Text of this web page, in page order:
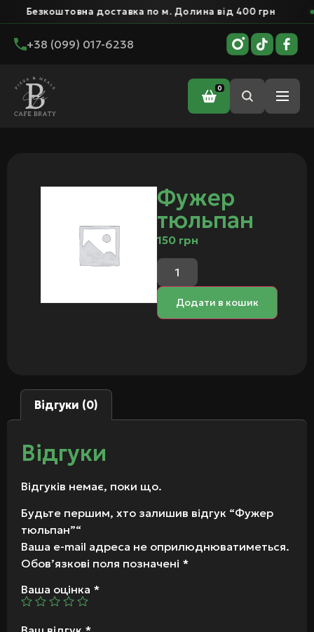
Безкоштовна доставка по м. Долина від 400 грн
+38 (099) 017-6238
0
Головна / Фужер тюльпан
Фужер
тюльпан
150 грн
Додати в кошик
Відгуки (0)
Відгуки
Відгуків немає, поки що.
Будьте першим, хто залишив відгук “Фужер
тюльпан”“
Ваша e-mail адреса не оприлюднюватиметься.
Обов’язкові поля позначені *
Ваша оцінка *